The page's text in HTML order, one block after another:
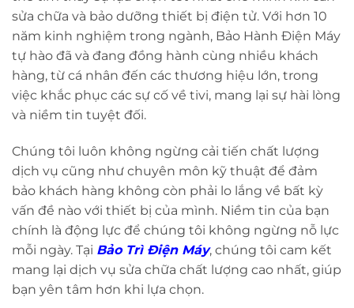
sửa chữa và bảo dưỡng thiết bị điện tử. Với hơn 10
năm kinh nghiệm trong ngành, Bảo Hành Điện Máy
tự hào đã và đang đồng hành cùng nhiều khách
hàng, từ cá nhân đến các thương hiệu lớn, trong
việc khắc phục các sự cố về tivi, mang lại sự hài lòng
và niềm tin tuyệt đối.
Chúng tôi luôn không ngừng cải tiến chất lượng
dịch vụ cũng như chuyên môn kỹ thuật để đảm
bảo khách hàng không còn phải lo lắng về bất kỳ
vấn đề nào với thiết bị của mình. Niềm tin của bạn
chính là động lực để chúng tôi không ngừng nỗ lực
mỗi ngày. Tại Bảo Trì Điện Máy, chúng tôi cam kết
mang lại dịch vụ sửa chữa chất lượng cao nhất, giúp
bạn yên tâm hơn khi lựa chọn.